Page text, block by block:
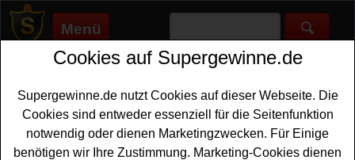
Menü
Supergewinne.de>Gewinnspiele>Technik Gewinnspiele>
Anzeige:
Anzeige:
Cookies auf Supergewinne.de
Supergewinne.de nutzt Cookies auf dieser Webseite. Die
Cookies sind entweder essenziell für die Seitenfunktion
notwendig oder dienen Marketingzwecken. Für Einige
benötigen wir Ihre Zustimmung. Marketing-Cookies dienen